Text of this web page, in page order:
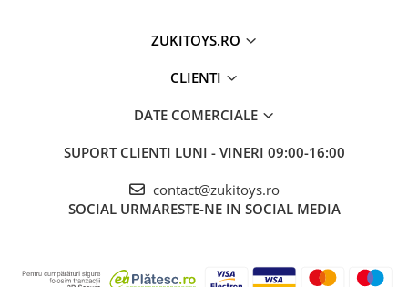
ZUKITOYS.RO
CLIENTI
DATE COMERCIALE
SUPORT CLIENTI LUNI - VINERI 09:00-16:00
contact@zukitoys.ro
SOCIAL URMARESTE-NE IN SOCIAL MEDIA